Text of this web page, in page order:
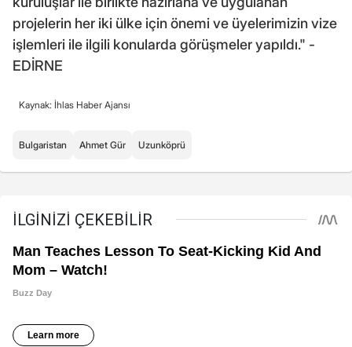
projelerin her iki ülke için önemi ve üyelerimizin vize
işlemleri ile ilgili konularda görüşmeler yapıldı." -
EDİRNE
Kaynak: İhlas Haber Ajansı
Bulgaristan Ahmet Gür Uzunköprü